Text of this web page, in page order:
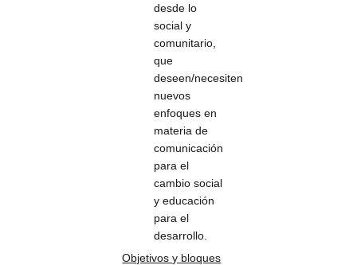
desde lo
social y
comunitario,
que
deseen/necesiten
nuevos
enfoques en
materia de
comunicación
para el
cambio social
y educación
para el
desarrollo.
Objetivos y bloques